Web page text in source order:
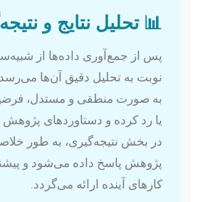
📊 تحلیل نتایج و
پس از جمع‌آوری داده‌ها از
نوبت به تحلیل دقیق آن‌ها می‌رسد.
به صورت منطقی و مستدل،
یا رد کرده و دستاوردهای
در بخش نتیجه‌گیری، به طور
پژوهش پاسخ داده می‌شود و
کارهای آینده ارائه می‌گردد.